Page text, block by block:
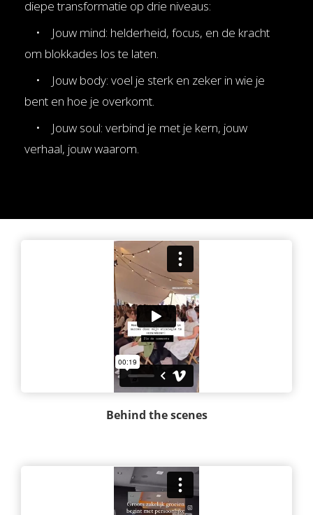
diepe transformatie op drie niveaus:
• Jouw mind: helderheid, focus, en de kracht
om blokkades los te laten.
• Jouw body: voel je sterk en zeker in wie je
bent en hoe je overkomt.
• Jouw soul: verbind je met je kern, jouw
verhaal, jouw waarom.
Behind the scenes